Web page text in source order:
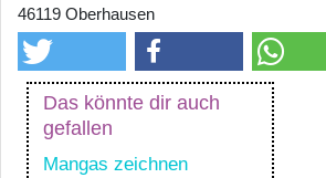
46119 Oberhausen
Das könnte dir auch
gefallen
Mangas zeichnen